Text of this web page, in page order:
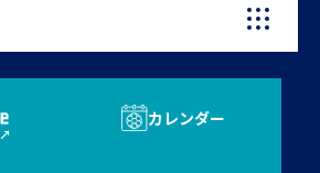
カレンダー